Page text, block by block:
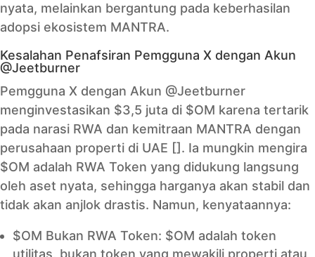
nyata, melainkan bergantung pada keberhasilan
adopsi ekosistem MANTRA.
Kesalahan Penafsiran Pemgguna X dengan Akun
@Jeetburner
Pemgguna X dengan Akun @Jeetburner
menginvestasikan $3,5 juta di $OM karena tertarik
pada narasi RWA dan kemitraan MANTRA dengan
perusahaan properti di UAE []. Ia mungkin mengira
$OM adalah RWA Token yang didukung langsung
oleh aset nyata, sehingga harganya akan stabil dan
tidak akan anjlok drastis. Namun, kenyataannya:
$OM Bukan RWA Token: $OM adalah token
utilitas, bukan token yang mewakili properti atau